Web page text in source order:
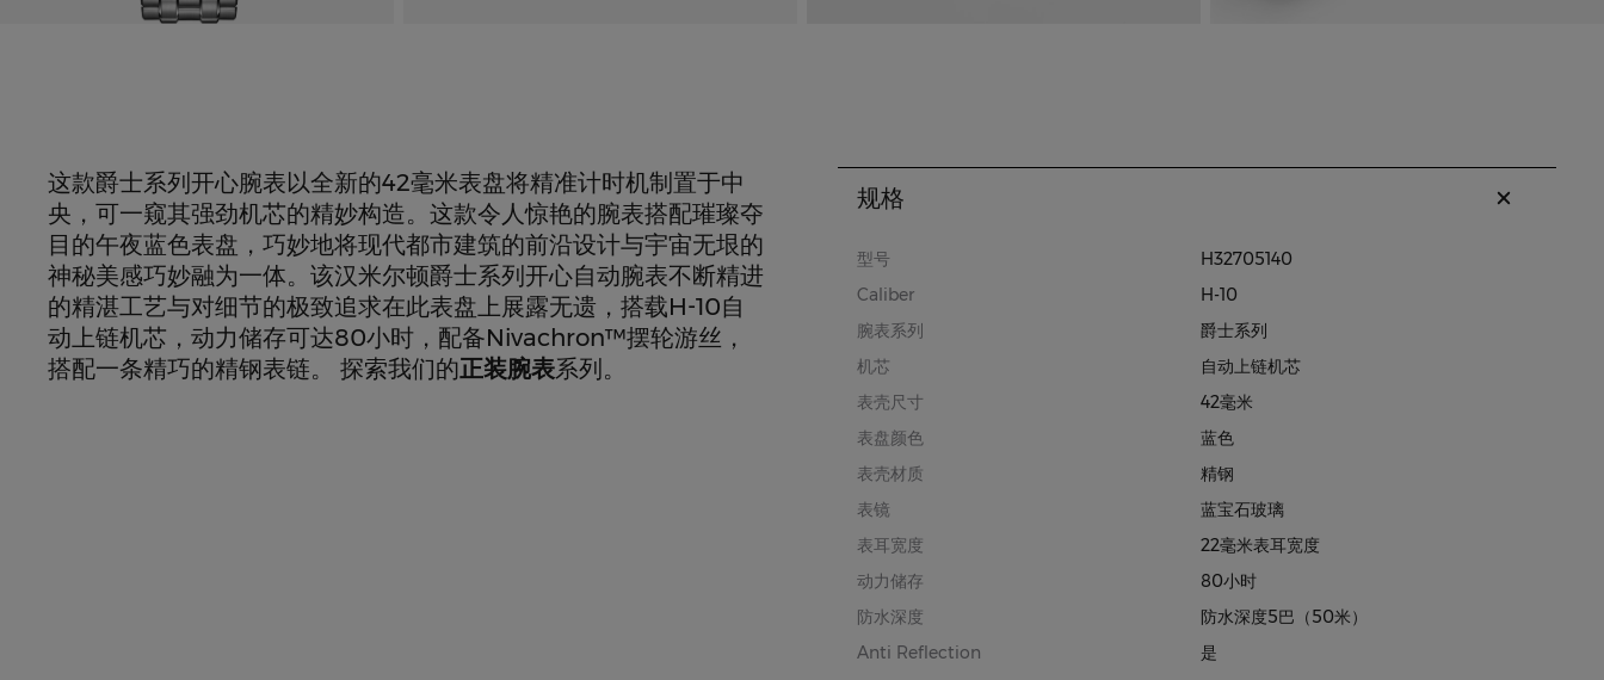
这款爵士系列开心腕表以全新的42毫米表盘将精准计时机制置于中
央，可一窥其强劲机芯的精妙构造。这款令人惊艳的腕表搭配璀璨夺
目的午夜蓝色表盘，巧妙地将现代都市建筑的前沿设计与宇宙无垠的
神秘美感巧妙融为一体。该汉米尔顿爵士系列开心自动腕表不断精进
的精湛工艺与对细节的极致追求在此表盘上展露无遗，搭载H-10自
动上链机芯，动力储存可达80小时，配备Nivachron™摆轮游丝，
搭配一条精巧的精钢表链。 探索我们的正装腕表系列。
规格
型号
H32705140
Caliber
H-10
腕表系列
爵士系列
机芯
自动上链机芯
表壳尺寸
42毫米
表盘颜色
蓝色
表壳材质
精钢
表镜
蓝宝石玻璃
表耳宽度
22毫米表耳宽度
动力储存
80小时
防水深度
防水深度5巴（50米）
Anti Reflection
是